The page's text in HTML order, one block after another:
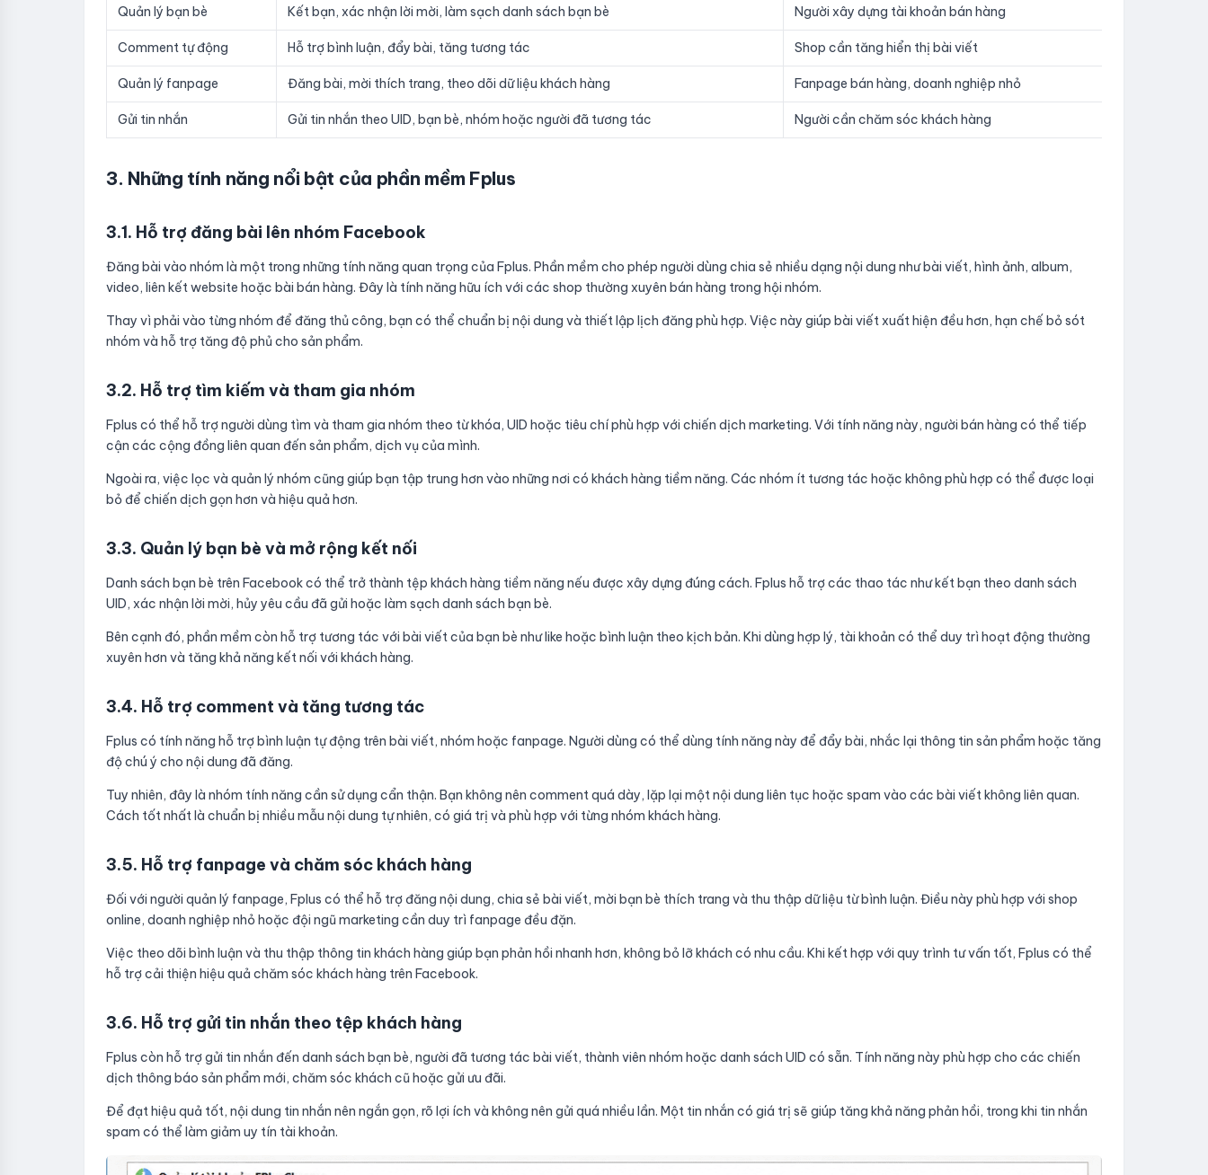
Quản lý bạn bè Kết bạn, xác nhận lời mời, làm sạch danh sách bạn bè Người xây dựng tài khoản bán hàng
Comment tự động Hỗ trợ bình luận, đẩy bài, tăng tương tác Shop cần tăng hiển thị bài viết
Quản lý fanpage Đăng bài, mời thích trang, theo dõi dữ liệu khách hàng Fanpage bán hàng, doanh nghiệp nhỏ
Gửi tin nhắn Gửi tin nhắn theo UID, bạn bè, nhóm hoặc người đã tương tác Người cần chăm sóc khách hàng
3. Những tính năng nổi bật của phần mềm Fplus
3.1. Hỗ trợ đăng bài lên nhóm Facebook
Đăng bài vào nhóm là một trong những tính năng quan trọng của Fplus. Phần mềm cho phép người dùng chia sẻ nhiều dạng nội dung như bài viết, hình ảnh, album,
video, liên kết website hoặc bài bán hàng. Đây là tính năng hữu ích với các shop thường xuyên bán hàng trong hội nhóm.
Thay vì phải vào từng nhóm để đăng thủ công, bạn có thể chuẩn bị nội dung và thiết lập lịch đăng phù hợp. Việc này giúp bài viết xuất hiện đều hơn, hạn chế bỏ sót
nhóm và hỗ trợ tăng độ phủ cho sản phẩm.
3.2. Hỗ trợ tìm kiếm và tham gia nhóm
Fplus có thể hỗ trợ người dùng tìm và tham gia nhóm theo từ khóa, UID hoặc tiêu chí phù hợp với chiến dịch marketing. Với tính năng này, người bán hàng có thể tiếp
cận các cộng đồng liên quan đến sản phẩm, dịch vụ của mình.
Ngoài ra, việc lọc và quản lý nhóm cũng giúp bạn tập trung hơn vào những nơi có khách hàng tiềm năng. Các nhóm ít tương tác hoặc không phù hợp có thể được loại
bỏ để chiến dịch gọn hơn và hiệu quả hơn.
3.3. Quản lý bạn bè và mở rộng kết nối
Danh sách bạn bè trên Facebook có thể trở thành tệp khách hàng tiềm năng nếu được xây dựng đúng cách. Fplus hỗ trợ các thao tác như kết bạn theo danh sách
UID, xác nhận lời mời, hủy yêu cầu đã gửi hoặc làm sạch danh sách bạn bè.
Bên cạnh đó, phần mềm còn hỗ trợ tương tác với bài viết của bạn bè như like hoặc bình luận theo kịch bản. Khi dùng hợp lý, tài khoản có thể duy trì hoạt động thường
xuyên hơn và tăng khả năng kết nối với khách hàng.
3.4. Hỗ trợ comment và tăng tương tác
Fplus có tính năng hỗ trợ bình luận tự động trên bài viết, nhóm hoặc fanpage. Người dùng có thể dùng tính năng này để đẩy bài, nhắc lại thông tin sản phẩm hoặc tăng
độ chú ý cho nội dung đã đăng.
Tuy nhiên, đây là nhóm tính năng cần sử dụng cẩn thận. Bạn không nên comment quá dày, lặp lại một nội dung liên tục hoặc spam vào các bài viết không liên quan.
Cách tốt nhất là chuẩn bị nhiều mẫu nội dung tự nhiên, có giá trị và phù hợp với từng nhóm khách hàng.
3.5. Hỗ trợ fanpage và chăm sóc khách hàng
Đối với người quản lý fanpage, Fplus có thể hỗ trợ đăng nội dung, chia sẻ bài viết, mời bạn bè thích trang và thu thập dữ liệu từ bình luận. Điều này phù hợp với shop
online, doanh nghiệp nhỏ hoặc đội ngũ marketing cần duy trì fanpage đều đặn.
Việc theo dõi bình luận và thu thập thông tin khách hàng giúp bạn phản hồi nhanh hơn, không bỏ lỡ khách có nhu cầu. Khi kết hợp với quy trình tư vấn tốt, Fplus có thể
hỗ trợ cải thiện hiệu quả chăm sóc khách hàng trên Facebook.
3.6. Hỗ trợ gửi tin nhắn theo tệp khách hàng
Fplus còn hỗ trợ gửi tin nhắn đến danh sách bạn bè, người đã tương tác bài viết, thành viên nhóm hoặc danh sách UID có sẵn. Tính năng này phù hợp cho các chiến
dịch thông báo sản phẩm mới, chăm sóc khách cũ hoặc gửi ưu đãi.
Để đạt hiệu quả tốt, nội dung tin nhắn nên ngắn gọn, rõ lợi ích và không nên gửi quá nhiều lần. Một tin nhắn có giá trị sẽ giúp tăng khả năng phản hồi, trong khi tin nhắn
spam có thể làm giảm uy tín tài khoản.